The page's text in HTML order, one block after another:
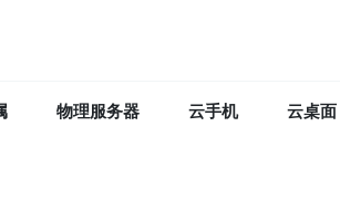
物理服务器 云手机 云桌面